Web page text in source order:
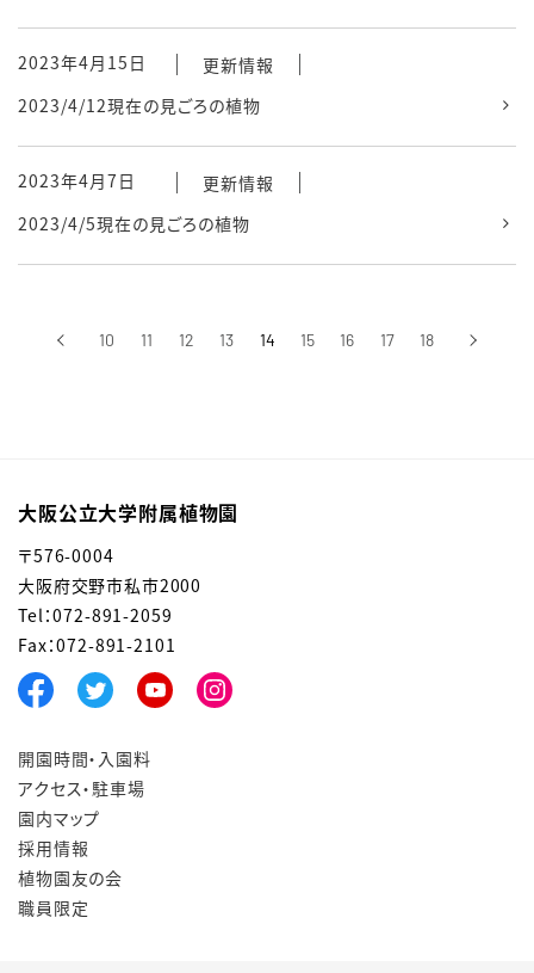
2023年4月15日
更新情報
2023/4/12現在の見ごろの植物
2023年4月7日
更新情報
2023/4/5現在の見ごろの植物
‹前へ 10 11 12 13 14 15 16 17 18 ›次へ
大阪公立大学附属植物園
〒576-0004
大阪府交野市私市2000
Tel：072-891-2059
Fax：072-891-2101
開園時間・入園料
アクセス・駐車場
園内マップ
採用情報
植物園友の会
職員限定